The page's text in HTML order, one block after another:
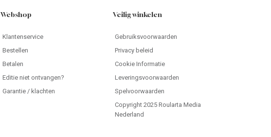
Webshop
Klantenservice
Bestellen
Betalen
Editie niet ontvangen?
Garantie / klachten
Veilig winkelen
Gebruiksvoorwaarden
Privacy beleid
Cookie Informatie
Leveringsvoorwaarden
Spelvoorwaarden
Copyright 2025 Roularta Media
Nederland